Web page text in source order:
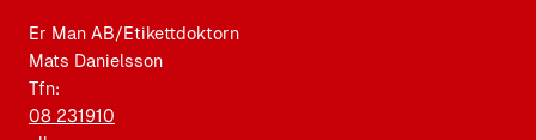
Er Man AB/Etikettdoktorn
Mats Danielsson
Tfn:
08 231910